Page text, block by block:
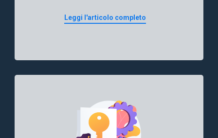
Leggi l'articolo completo